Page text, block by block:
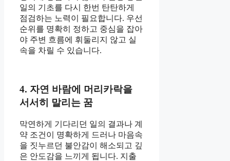
일의 기초를 다시 한번 탄탄하게
점검하는 노력이 필요합니다. 우선
순위를 명확히 정하고 중심을 잡아
야 주변 흐름에 휘둘리지 않고 실
속을 차릴 수 있습니다.
4. 자연 바람에 머리카락을
서서히 말리는 꿈
막연하게 기다리던 일의 결과나 계
약 조건이 명확하게 드러나 마음속
을 짓누르던 불안감이 해소되고 깊
은 안도감을 느끼게 됩니다. 지출